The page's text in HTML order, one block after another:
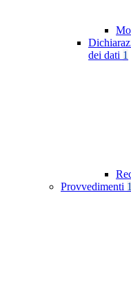
dei dati 1
Provvedimenti